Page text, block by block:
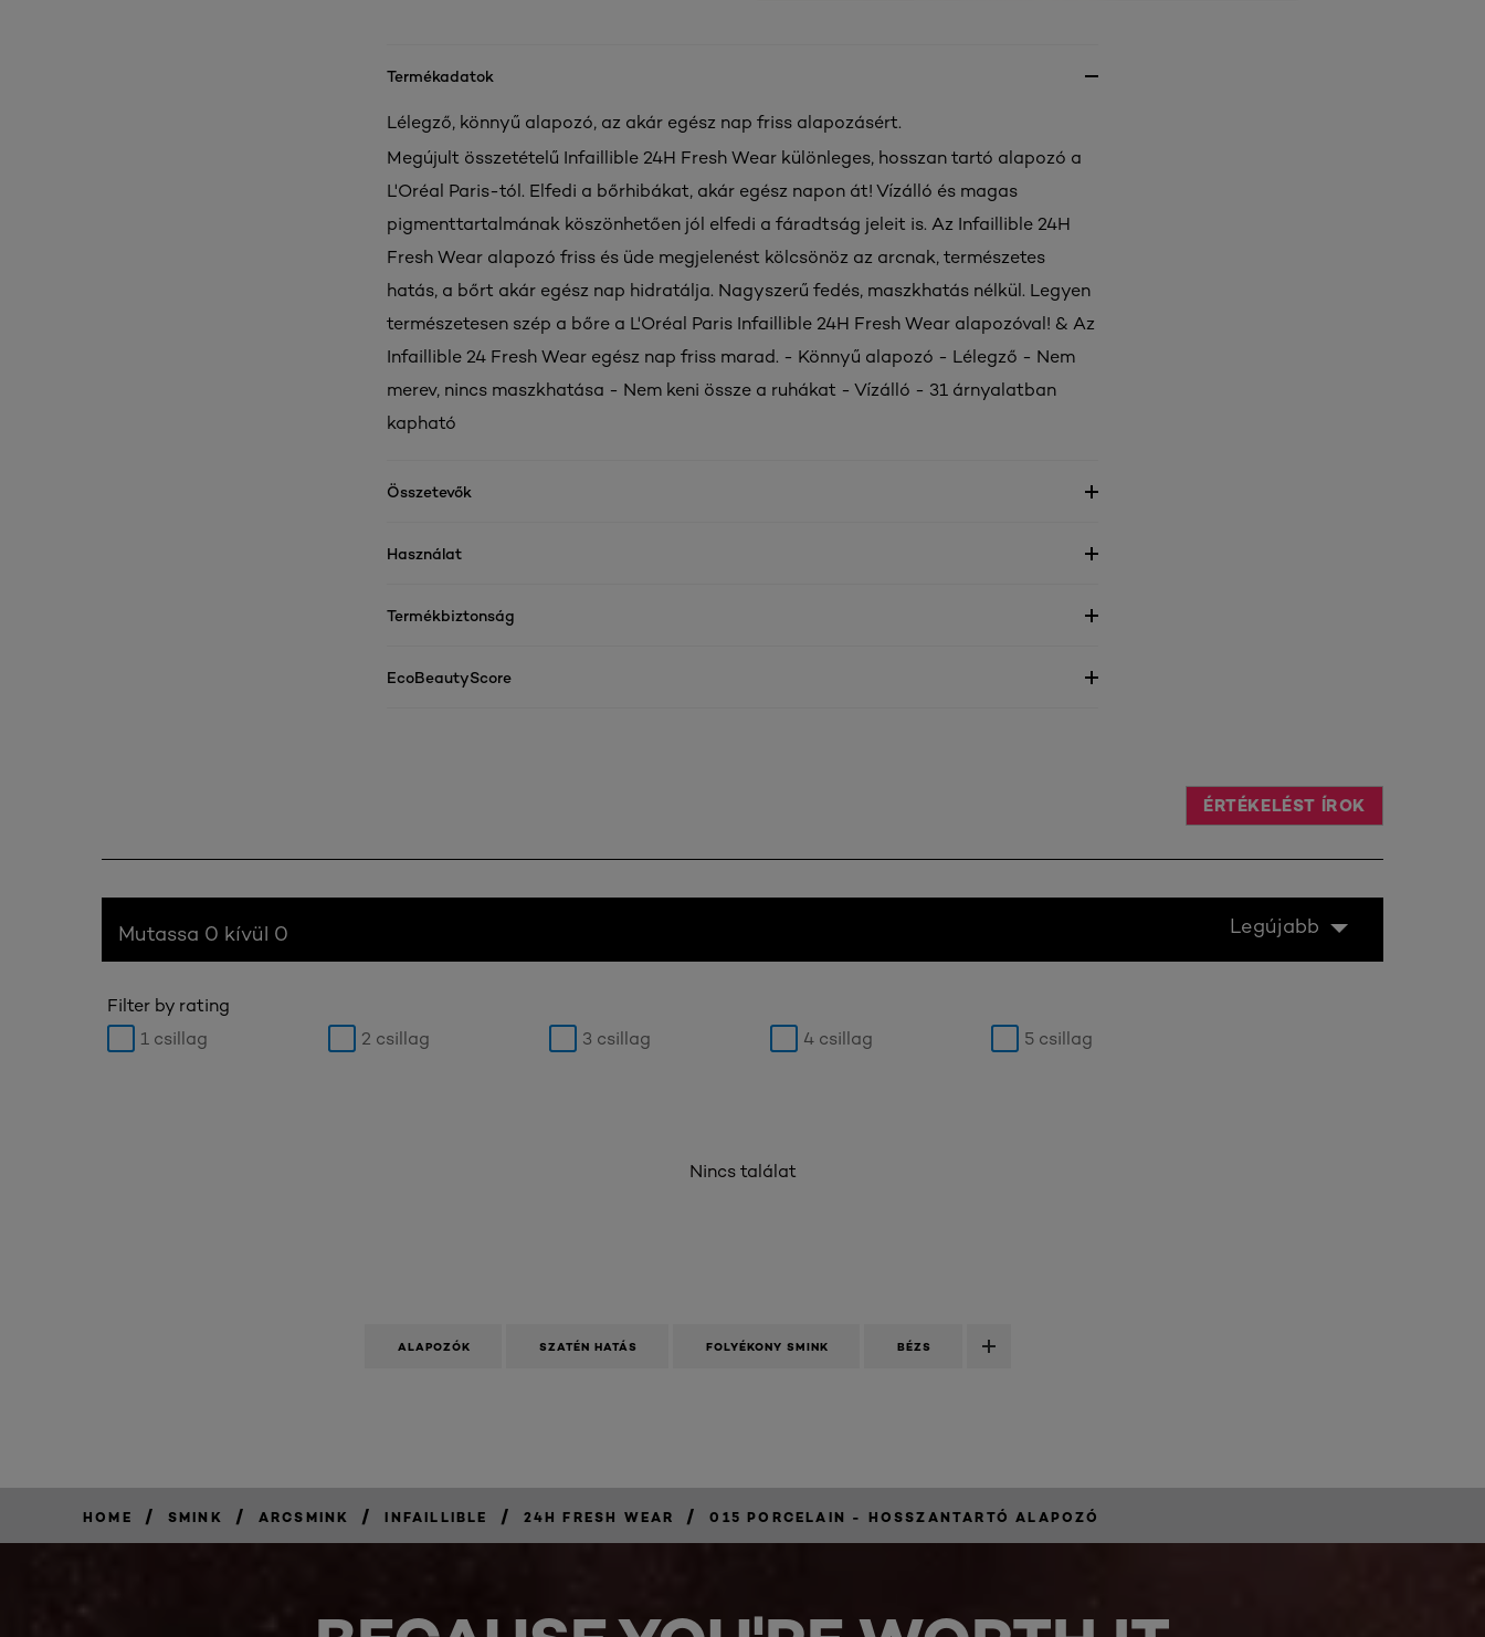
Termékadatok
Lélegző, könnyű alapozó, az akár egész nap friss alapozásért.
Megújult összetételű Infaillible 24H Fresh Wear különleges, hosszan tartó alapozó a
L'Oréal Paris-tól. Elfedi a bőrhibákat, akár egész napon át! Vízálló és magas
pigmenttartalmának köszönhetően jól elfedi a fáradtság jeleit is. Az Infaillible 24H
Fresh Wear alapozó friss és üde megjelenést kölcsönöz az arcnak, természetes
hatás, a bőrt akár egész nap hidratálja. Nagyszerű fedés, maszkhatás nélkül. Legyen
természetesen szép a bőre a L'Oréal Paris Infaillible 24H Fresh Wear alapozóval! & Az
Infaillible 24 Fresh Wear egész nap friss marad. - Könnyű alapozó - Lélegző - Nem
merev, nincs maszkhatása - Nem keni össze a ruhákat - Vízálló - 31 árnyalatban
kapható
Összetevők
Használat
Termékbiztonság
EcoBeautyScore
ÉRTÉKELÉST ÍROK
Mutassa 0 kívül 0 Legújabb
Filter by rating
1 csillag
2 csillag 3 csillag 4 csillag 5 csillag
Nincs találat
ALAPOZÓK SZATÉN HATÁS FOLYÉKONY SMINK BÉZS
HOME / SMINK / ARCSMINK / INFAILLIBLE / 24H FRESH WEAR / 015 PORCELAIN - HOSSZANTARTÓ ALAPOZÓ